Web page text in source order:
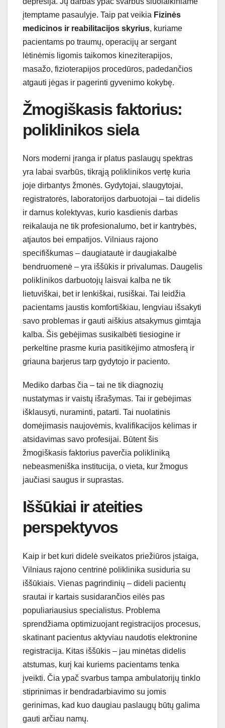
įtemptame pasaulyje. Taip pat veikia Fizinės
medicinos ir reabilitacijos skyrius, kuriame
pacientams po traumų, operacijų ar sergant
lėtinėmis ligomis taikomos kineziterapijos,
masažo, fizioterapijos procedūros, padedančios
atgauti jėgas ir pagerinti gyvenimo kokybę.
Žmogiškasis faktorius:
poliklinikos siela
Nors moderni įranga ir platus paslaugų spektras
yra labai svarbūs, tikrąją poliklinikos vertę kuria
joje dirbantys žmonės. Gydytojai, slaugytojai,
registratorės, laboratorijos darbuotojai – tai didelis
ir darnus kolektyvas, kurio kasdienis darbas
reikalauja ne tik profesionalumo, bet ir kantrybės,
atjautos bei empatijos. Vilniaus rajono
specifiškumas – daugiatautė ir daugiakalbė
bendruomenė – yra iššūkis ir privalumas. Daugelis
poliklinikos darbuotojų laisvai kalba ne tik
lietuviškai, bet ir lenkiškai, rusiškai. Tai leidžia
pacientams jaustis komfortiškiau, lengviau išsakyti
savo problemas ir gauti aiškius atsakymus gimtąja
kalba. Šis gebėjimas susikalbėti tiesiogine ir
perkeltine prasme kuria pasitikėjimo atmosferą ir
griauna barjerus tarp gydytojo ir paciento.
Mediko darbas čia – tai ne tik diagnozių
nustatymas ir vaistų išrašymas. Tai ir gebėjimas
išklausyti, nuraminti, patarti. Tai nuolatinis
domėjimasis naujovėmis, kvalifikacijos kėlimas ir
atsidavimas savo profesijai. Būtent šis
žmogiškasis faktorius paverčia polikliniką
nebeasmeniška institucija, o vieta, kur žmogus
jaučiasi saugus ir suprastas.
Iššūkiai ir ateities
perspektyvos
Kaip ir bet kuri didelė sveikatos priežiūros įstaiga,
Vilniaus rajono centrinė poliklinika susiduria su
iššūkiais. Vienas pagrindinių – dideli pacientų
srautai ir kartais susidarančios eilės pas
populiariausius specialistus. Problema
sprendžiama optimizuojant registracijos procesus,
skatinant pacientus aktyviau naudotis elektronine
registracija. Kitas iššūkis – jau minėtas didelis
atstumas, kurį kai kuriems pacientams tenka
įveikti. Čia ypač svarbus tampa ambulatorijų tinklo
stiprinimas ir bendradarbiavimo su jomis
gerinimas, kad kuo daugiau paslaugų būtų galima
gauti arčiau namų.